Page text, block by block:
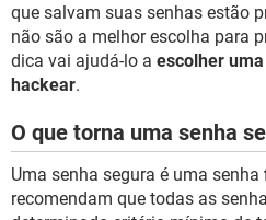
que salvam suas senhas estão
não são a melhor escolha para
dica vai ajudá-lo a escolher
hackear.
O que torna uma senha
Uma senha segura é uma senha
recomendam que todas as